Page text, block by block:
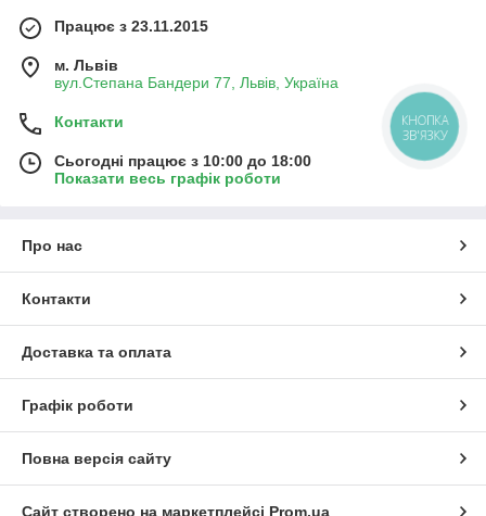
Працює з 23.11.2015
м. Львів
вул.Степана Бандери 77, Львів, Україна
Контакти
Сьогодні працює з 10:00 до 18:00
Показати весь графік роботи
Про нас
Контакти
Доставка та оплата
Графік роботи
Повна версія сайту
Сайт створено на маркетплейсі Prom.ua
КНОПКА
ЗВ'ЯЗКУ